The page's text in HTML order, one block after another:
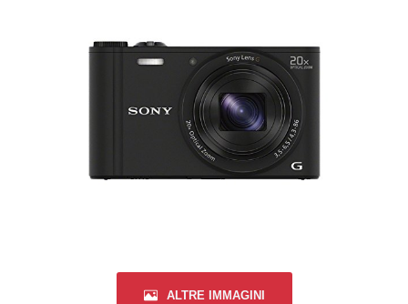
ALTRE IMMAGINI